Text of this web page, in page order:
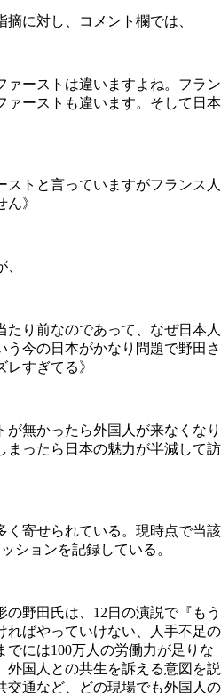
に対し、コメント欄では、
ァーストは違いますよね。フラン
ァーストも違います。そして日本
ストと言っていますがフランス人
》
たり前なのであって、なぜ日本人
う今の日本がかなり問題で野田さ
すぎてる》
が無かったら外国人が来なくなり
まったら日本の魅力が半減して訪
寄せられている。現時点で当該
ションを記録している。
の野田氏は、12日の演説で『もう
ればやっていけない、人手不足の
でには100万人の労働力が足りな
外国人との共生を訴える意図を説
交通など、どの現場でも外国人の